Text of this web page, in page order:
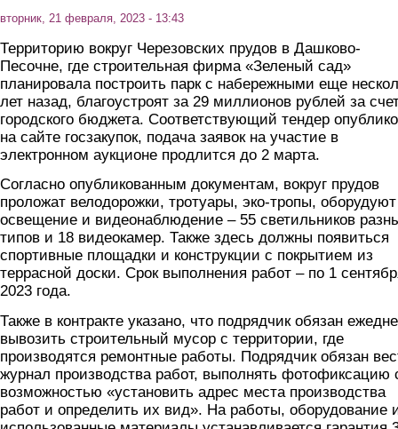
вторник, 21 февраля, 2023 - 13:43
Территорию вокруг Черезовских прудов в Дашково-
Песочне, где строительная фирма «Зеленый сад»
планировала построить парк с набережными еще
лет назад, благоустроят за 29 миллионов рублей за
городского бюджета. Соответствующий тендер
на сайте госзакупок, подача заявок на участие в
электронном аукционе продлится до 2 марта.
Согласно опубликованным документам, вокруг прудов
проложат велодорожки, тротуары, эко-тропы, оборудуют
освещение и видеонаблюдение – 55 светильников
типов и 18 видеокамер. Также здесь должны появиться
спортивные площадки и конструкции с покрытием из
террасной доски. Срок выполнения работ – по 1
2023 года.
Также в контракте указано, что подрядчик обязан
вывозить строительный мусор с территории, где
производятся ремонтные работы. Подрядчик обязан
журнал производства работ, выполнять фотофиксацию
возможностью «установить адрес места производства
работ и определить их вид». На работы, оборудование